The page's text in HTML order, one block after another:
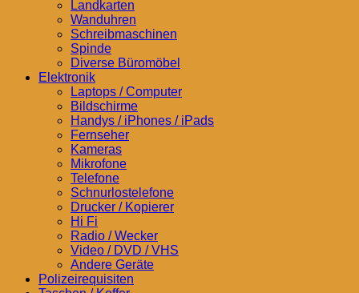
Landkarten
Wanduhren
Schreibmaschinen
Spinde
Diverse Büromöbel
Elektronik
Laptops / Computer
Bildschirme
Handys / iPhones / iPads
Fernseher
Kameras
Mikrofone
Telefone
Schnurlostelefone
Drucker / Kopierer
Hi Fi
Radio / Wecker
Video / DVD / VHS
Andere Geräte
Polizeirequisiten